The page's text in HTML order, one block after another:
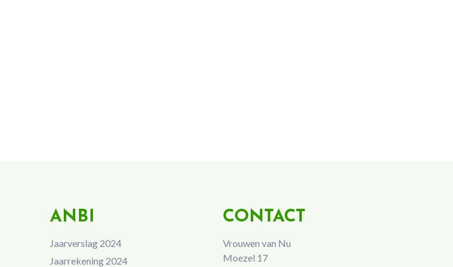
ANBI
Jaarverslag 2024
Jaarrekening 2024
CONTACT
Vrouwen van Nu
Moezel 17